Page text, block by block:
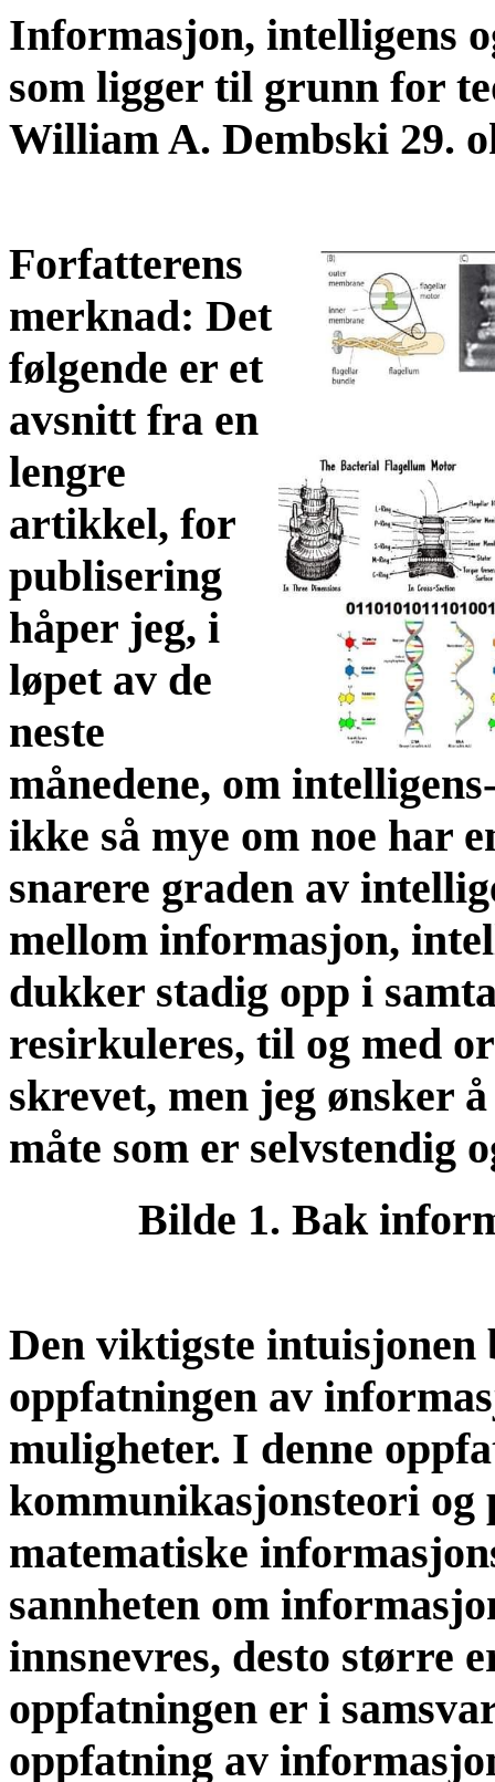
Informasjon, intelligens
som ligger til grunn for
William A. Dembski 29.
Forfatterens
merknad: Det
følgende er et
avsnitt fra en
lengre
artikkel, for
publisering
håper jeg, i
løpet av de
neste
månedene, om
ikke så mye om noe har
snarere graden av
mellom informasjon,
dukker stadig opp i
resirkuleres, til og med
skrevet, men jeg ønsker
måte som er selvstendig
Bilde 1. Bak
Den viktigste intuisjonen
oppfatningen av
muligheter. I denne
kommunikasjonsteori og
matematiske
sannheten om
innsnevres, desto større
oppfatningen er i
oppfatning av